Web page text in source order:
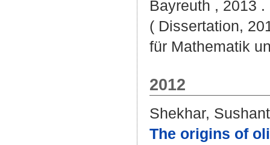
Bayreuth , 2013 .
( Dissertation,
für Mathematik
2012
Shekhar, Sushant
The origins of